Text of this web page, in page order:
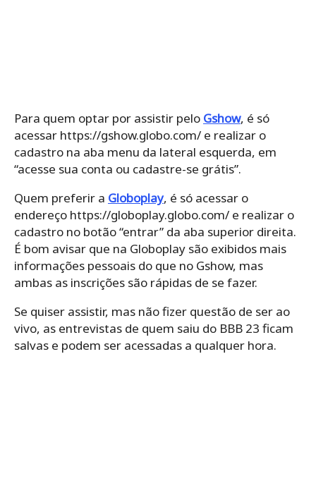
Para quem optar por assistir pelo Gshow, é só
acessar https://gshow.globo.com/ e realizar o
cadastro na aba menu da lateral esquerda, em
“acesse sua conta ou cadastre-se grátis”.
Quem preferir a Globoplay, é só acessar o
endereço https://globoplay.globo.com/ e realizar o
cadastro no botão “entrar” da aba superior direita.
É bom avisar que na Globoplay são exibidos mais
informações pessoais do que no Gshow, mas
ambas as inscrições são rápidas de se fazer.
Se quiser assistir, mas não fizer questão de ser ao
vivo, as entrevistas de quem saiu do BBB 23 ficam
salvas e podem ser acessadas a qualquer hora.